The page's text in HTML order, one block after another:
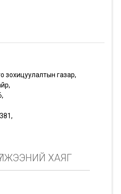
зохицуулалтын газар,
ХАЯГ